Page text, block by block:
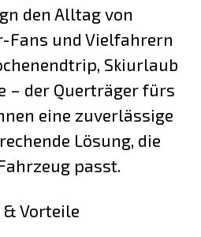
den Alltag von
Fans und Vielfahrern
Skiurlaub
– der Querträger fürs
eine zuverlässige
Lösung, die
passt.
& Vorteile